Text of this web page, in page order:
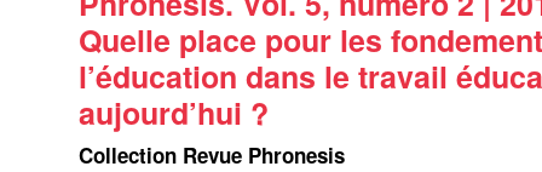
Quelle place pour les
l’éducation dans le travail
aujourd’hui ?
Collection Revue Phronesis